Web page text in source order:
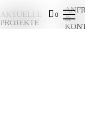
AKTUELLE
PROJEKTE
&
0